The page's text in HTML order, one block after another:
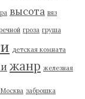
высота вяз
гроза груша
детская комната
жанр железная
заброшка